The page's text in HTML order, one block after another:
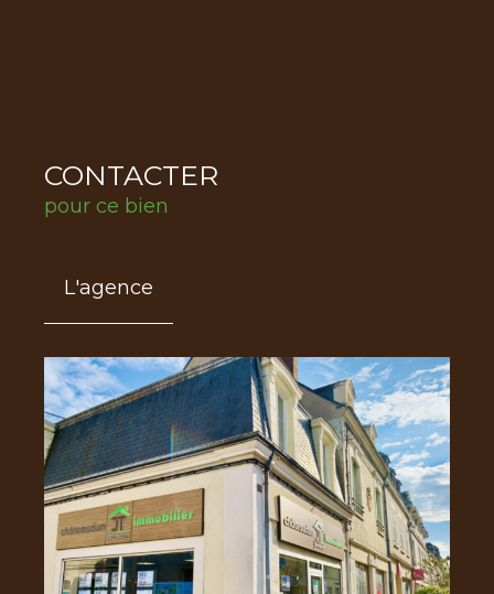
CONTACTER
pour ce bien
L'agence